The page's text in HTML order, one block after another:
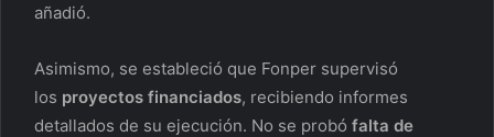
añadió.
Asimismo, se estableció que Fonper supervisó
los proyectos financiados, recibiendo informes
detallados de su ejecución. No se probó falta de